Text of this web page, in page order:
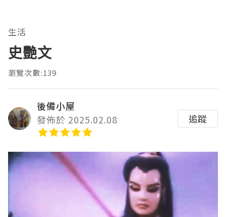
生活
史艷文
瀏覽次數:139
後備小屋
發佈於 2025.02.08
追蹤